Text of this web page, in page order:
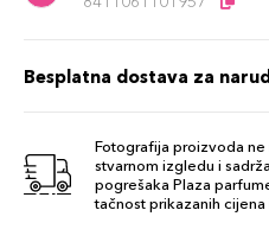
Besplatna dostava za
Fotografija proizvoda
stvarnom izgledu i
pogrešaka Plaza
tačnost prikazanih